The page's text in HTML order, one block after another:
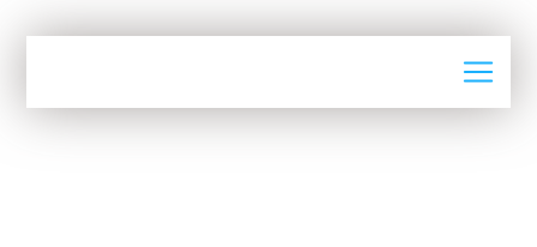
RIVA INDUSTRIE DISTINGUÉE PAR